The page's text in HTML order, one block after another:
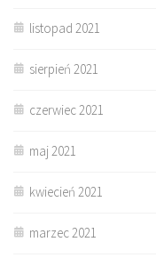
listopad 2021
sierpień 2021
czerwiec 2021
maj 2021
kwiecień 2021
marzec 2021